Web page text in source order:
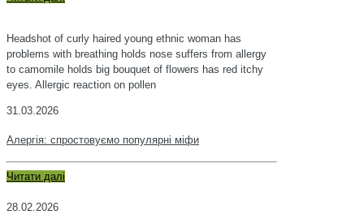
Headshot of curly haired young ethnic woman has
problems with breathing holds nose suffers from allergy
to camomile holds big bouquet of flowers has red itchy
eyes. Allergic reaction on pollen
31.03.2026
Алергія: спростовуємо популярні міфи
Читати далі
28.02.2026